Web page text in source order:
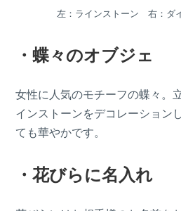
左：ラインストーン 右：ダ
・蝶々のオブジェ
女性に人気のモチーフの蝶々。
インストーンをデコレーション
ても華やかです。
・花びらに名入れ